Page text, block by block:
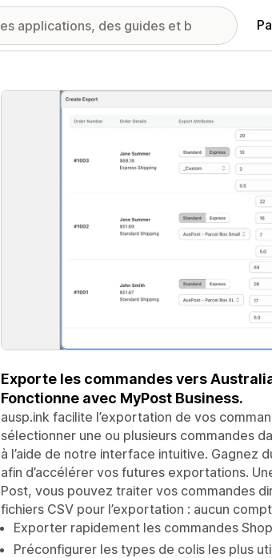
Galerie d’images vedette
Exporte les commandes vers
Fonctionne avec MyPost Business.
ausp.ink facilite l’exportation de vos
sélectionner une ou plusieurs commandes
à l’aide de notre interface intuitive. Gagnez
afin d’accélérer vos futures exportations.
Post, vous pouvez traiter vos commandes
fichiers CSV pour l’exportation : aucun
Exporter rapidement les commandes
Préconfigurer les types de colis les plus